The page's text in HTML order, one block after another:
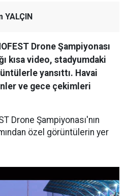
YALÇIN
Drone Şampiyonası
kısa video, stadyumdaki
yansıttı. Havai
ve gece çekimleri
Drone Şampiyonası'nın
özel görüntülerin yer